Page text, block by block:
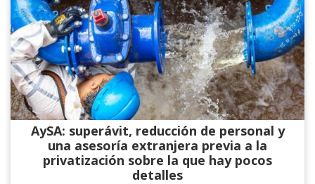
AySA: superávit, reducción de personal y
una asesoría extranjera previa a la
privatización sobre la que hay pocos
detalles